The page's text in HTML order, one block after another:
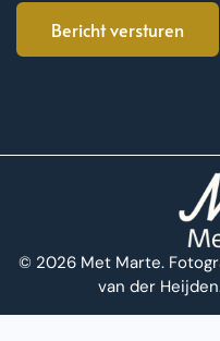
Bericht versturen
© 2026 Met Marte.
van der